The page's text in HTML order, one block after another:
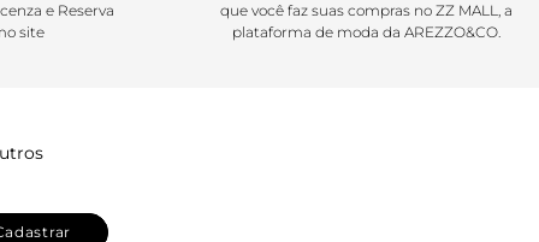
e Reserva
site
que você faz suas compras no ZZ MALL, a
plataforma de moda da AREZZO&CO.